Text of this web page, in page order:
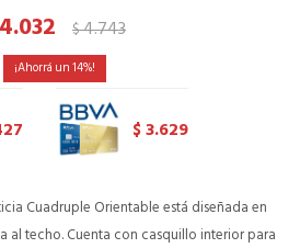
4.032 $4.743
14
$3.629
Cuadruple Orientable está diseñada en
al techo. Cuenta con casquillo interior para